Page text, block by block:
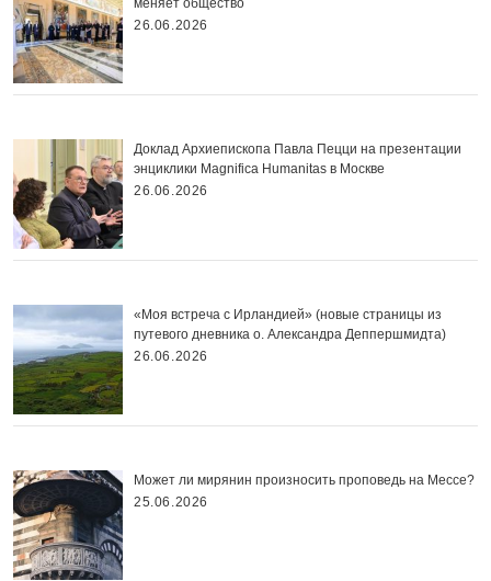
меняет общество
26.06.2026
Доклад Архиепископа Павла Пецци на презентации
энциклики Magnifica Нumanitas в Москве
26.06.2026
«Моя встреча с Ирландией» (новые страницы из
путевого дневника о. Александра Деппершмидта)
26.06.2026
Может ли мирянин произносить проповедь на Мессе?
25.06.2026